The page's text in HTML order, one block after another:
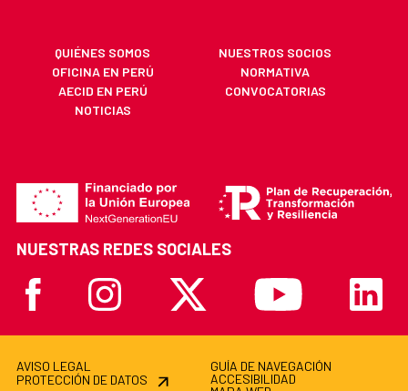
QUIÉNES SOMOS
NUESTROS SOCIOS
OFICINA EN PERÚ
NORMATIVA
AECID EN PERÚ
CONVOCATORIAS
NOTICIAS
NUESTRAS REDES SOCIALES
FacebookInstagram X Youtube Linkedin
AVISO LEGAL
PROTECCIÓN DE DATOS
GUÍA DE NAVEGACIÓN
ACCESIBILIDAD